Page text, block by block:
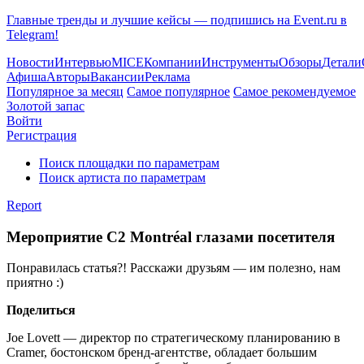
Главные тренды и лучшие кейсы — подпишись на Event.ru в
Telegram!
НовостиИнтервьюMICEКомпанииИнструментыОбзорыДетали
АфишаАвторыВакансииРеклама
Популярное за месяц Самое популярное Самое рекомендуемое
Золотой запас
Войти
Регистрация
Поиск площадки по параметрам
Поиск артиста по параметрам
Report
Мероприятие C2 Montréal глазами посетителя
Понравилась статья?! Расскажи друзьям — им полезно, нам
приятно :)
Поделиться
Joe Lovett — директор по стратегическому планированию в
Cramer, бостонском бренд-агентстве, обладает большим